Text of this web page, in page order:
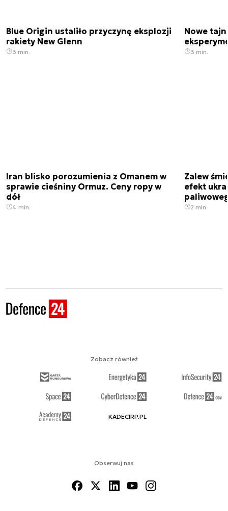
Blue Origin ustaliło przyczynę eksplozji
rakiety New Glenn
3 min.
Nowe
3 min.
Iran blisko porozumienia z Omanem w
sprawie cieśniny Ormuz. Ceny ropy w
dół
4 min.
Zalew
efekt
2 min.
Obserwuj nas
Zobacz również
KADECIRP.PL